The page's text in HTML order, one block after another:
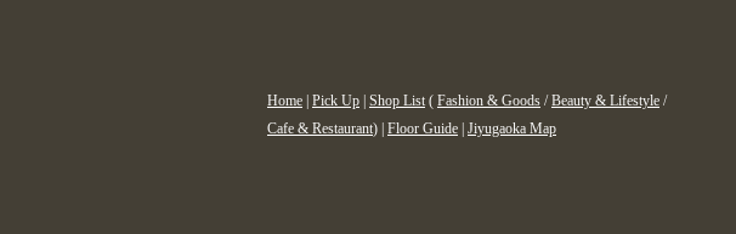
Home Pick Up Shop List ( Fashion & Goods /Beauty & Lifestyle /
Cafe & Restaurant) | Floor Guide Jiyugaoka Map